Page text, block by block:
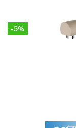
Раковины
-5%